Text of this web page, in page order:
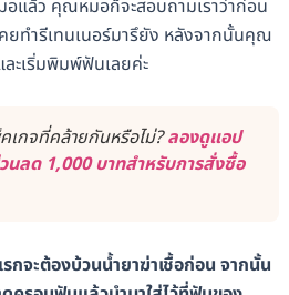
แล้ว คุณหมอก็จะสอบถามเราว่าก่อน
ทำรีเทนเนอร์มารึยัง หลังจากนั้นคุณ
ละเริ่มพิมพ์ฟันเลยค่ะ
เกจที่คล้ายกันหรือไม่?ลองดูแอป
ลด 1,000 บาทสำหรับการสั่งซื้อ
จะต้องบ้วนน้ำยาฆ่าเชื้อก่อน จากนั้น